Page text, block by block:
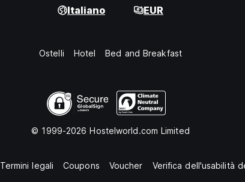
Italiano EUR
Ostelli Hotel Bed and Breakfast
© 1999-2026 Hostelworld.com Limited
Termini legali Coupons Voucher Verifica dell'usabilità